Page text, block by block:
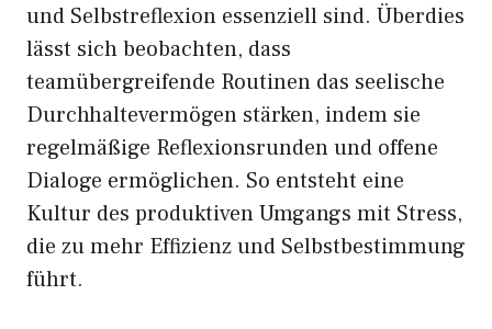
und Selbstreflexion essenziell sind. Überdies
lässt sich beobachten, dass
teamübergreifende Routinen das seelische
Durchhaltevermögen stärken, indem sie
regelmäßige Reflexionsrunden und offene
Dialoge ermöglichen. So entsteht eine
Kultur des produktiven Umgangs mit Stress,
die zu mehr Effizienz und Selbstbestimmung
führt.